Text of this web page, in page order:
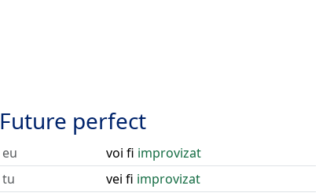
Future perfect
eu voi fi improvizat
tu
vei fi improvizat